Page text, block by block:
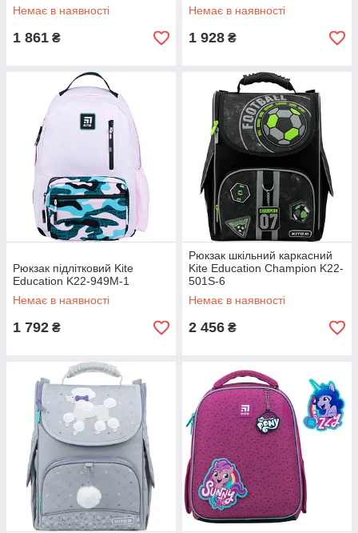
Немає в наявності
1 861 ₴
Немає в наявності
1 928 ₴
Рюкзак підлітковий Kite
Education K22-949M-1
Немає в наявності
1 792 ₴
Рюкзак шкільний каркасний
Kite Education Champion K22-
501S-6
Немає в наявності
2 456 ₴